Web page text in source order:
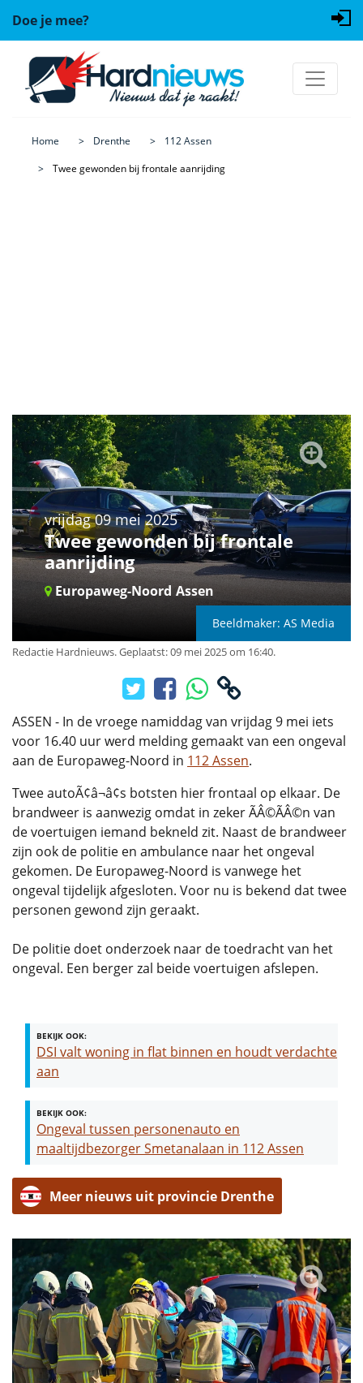
Doe je mee?
Home Drenthe
112 Assen
Twee gewonden bij frontale aanrijding
vrijdag 09 mei 2025
Twee gewonden bij frontale
aanrijding
Europaweg-Noord Assen
Beeldmaker: AS Media
Redactie Hardnieuws.Geplaatst: 09 mei 2025 om 16:40.
ASSEN - In de vroege namiddag van vrijdag 9 mei iets
voor 16.40 uur werd melding gemaakt van een ongeval
aan de Europaweg-Noord in 112 Assen.
Twee autoÃ¢â¬â¢s botsten hier frontaal op elkaar. De
brandweer is aanwezig omdat in zeker ÃÂ©ÃÂ©n van
de voertuigen iemand bekneld zit. Naast de brandweer
zijn ook de politie en ambulance naar het ongeval
gekomen. De Europaweg-Noord is vanwege het
ongeval tijdelijk afgesloten. Voor nu is bekend dat twee
personen gewond zijn geraakt.
De politie doet onderzoek naar de toedracht van het
ongeval. Een berger zal beide voertuigen afslepen.
BEKIJK OOK:
DSI valt woning in flat binnen en houdt verdachte
aan
BEKIJK OOK:
Ongeval tussen personenauto en
maaltijdbezorger Smetanalaan in 112 Assen
Meer nieuws uit provincie Drenthe